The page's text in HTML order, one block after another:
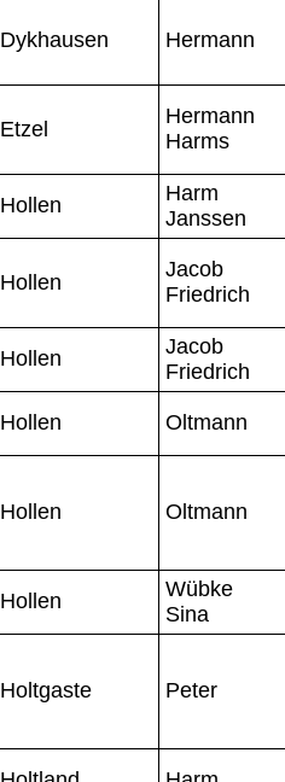
Dykhausen Hermann
Etzel
Hermann
Harms
Hollen
Harm
Janssen
Hollen
Jacob
Friedrich
Hollen
Jacob
Friedrich
Hollen Oltmann
Hollen Oltmann
Hollen
Wübke
Sina
Holtgaste Peter